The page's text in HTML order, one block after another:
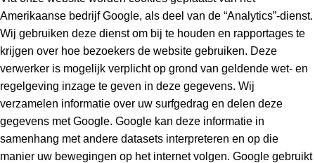
Amerikaanse bedrijf Google, als deel van de “Analytics”-dienst.
Wij gebruiken deze dienst om bij te houden en rapportages te
krijgen over hoe bezoekers de website gebruiken. Deze
verwerker is mogelijk verplicht op grond van geldende wet- en
regelgeving inzage te geven in deze gegevens. Wij
verzamelen informatie over uw surfgedrag en delen deze
gegevens met Google. Google kan deze informatie in
samenhang met andere datasets interpreteren en op die
manier uw bewegingen op het internet volgen. Google gebruikt